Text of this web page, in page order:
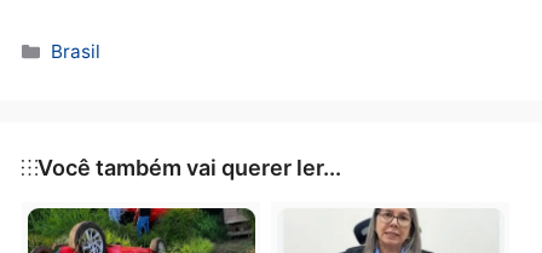
Ministério da Economia tinha divulgado as
para 2,7%. A estimativa de inflação oficial caiu de